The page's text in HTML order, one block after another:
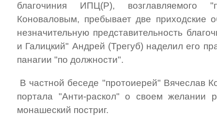
благочиния ИПЦ(Р), возглавляемого
Коноваловым, пребывает две приходские
незначительную представительность
и Галицкий" Андрей (Трегуб) наделил его
панагии "по должности".
В частной беседе "протоиерей" Вячеслав
портала "Анти-раскол" о своем желании
монашеский постриг.